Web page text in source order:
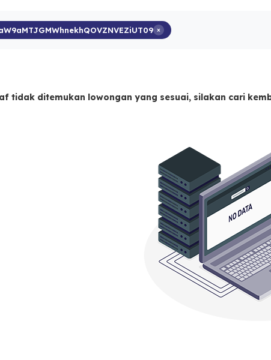
×
tidak ditemukan lowongan yang sesuai, silakan cari